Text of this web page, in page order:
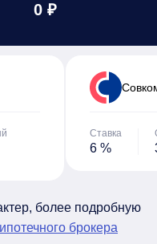
0 ₽
Ставка
6 %
более подробную
ипотечного брокера